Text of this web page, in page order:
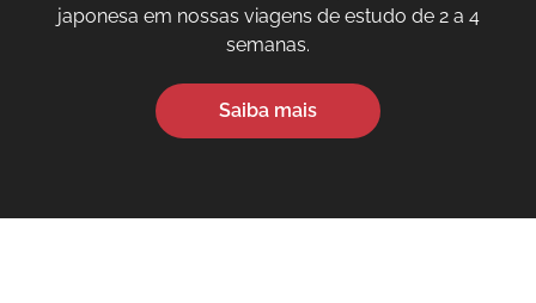
japonesa em nossas viagens de estudo de 2 a 4
semanas.
Saiba mais